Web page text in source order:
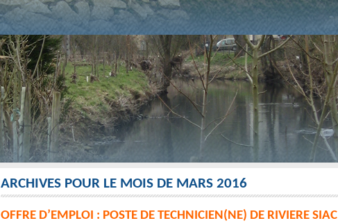
ARCHIVES POUR LE MOIS DE MARS 2016
OFFRE D’EMPLOI : POSTE DE TECHNICIEN(NE) DE RIVIERE SIAC